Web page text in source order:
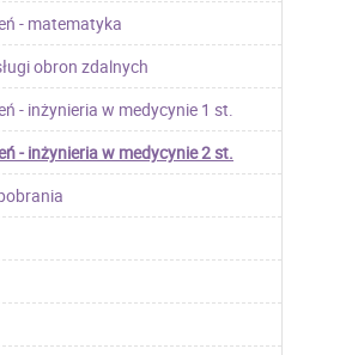
- matematyka
obron zdalnych
- inżynieria w medycynie 1 st.
- inżynieria w medycynie 2 st.